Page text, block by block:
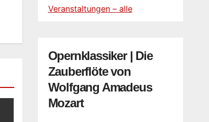
Veranstaltungen – alle
Opernklassiker | Die
Zauberflöte von
Wolfgang Amadeus
Mozart